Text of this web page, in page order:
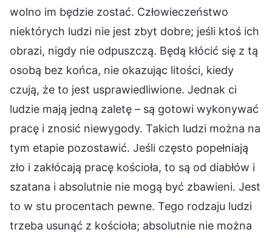
wolno im będzie zostać. Człowieczeństwo
niektórych ludzi nie jest zbyt dobre; jeśli ktoś ich
obrazi, nigdy nie odpuszczą. Będą kłócić się z tą
osobą bez końca, nie okazując litości, kiedy
czują, że to jest usprawiedliwione. Jednak ci
ludzie mają jedną zaletę – są gotowi wykonywać
pracę i znosić niewygody. Takich ludzi można na
tym etapie pozostawić. Jeśli często popełniają
zło i zakłócają pracę kościoła, to są od diabłów i
szatana i absolutnie nie mogą być zbawieni. Jest
to w stu procentach pewne. Tego rodzaju ludzi
trzeba usunąć z kościoła; absolutnie nie można